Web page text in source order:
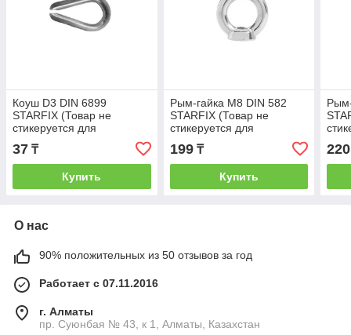
Коуш D3 DIN 6899
STARFIX (Товар не
стикеруется для
розничной торговли)
(STARFIX) (SMP-76792-1)
37 ₸
Купить
Рым-гайка М8 DIN 582
STARFIX (Товар не
стикеруется для
розничной торговли)
(STARFIX) (SMP-56026-1)
199₸
Купить
220
О нас
90% положительных из 50 отзывов за год
Работает с 07.11.2016
г. Алматы
пр. Суюнбая № 43, к 1, Алматы, Казахстан